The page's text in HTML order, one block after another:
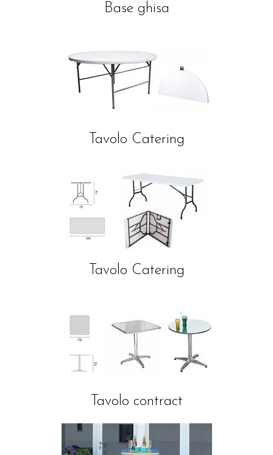
Base ghisa
Tavolo Catering
Tavolo Catering
Tavolo contract